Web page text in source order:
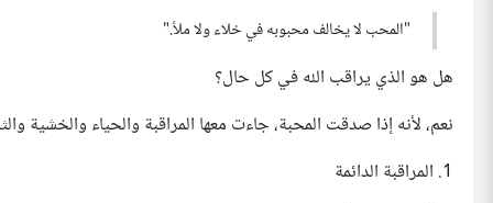
"المحب لا يخالف محبوبه في خلاء ولا ملأ."
هل هو الذي يراقب الله في كل حال؟
نعم، لأنه إذا صدقت المحبة، جاءت معها المراقبة والحياء والخشية
1. المراقبة الدائمة